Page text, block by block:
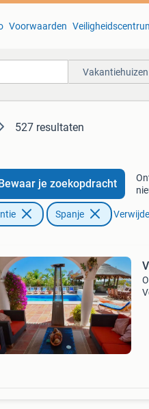
Voorwaarden
Vakantiehuizen
527 resultaten
je zoekopdracht
Spanje